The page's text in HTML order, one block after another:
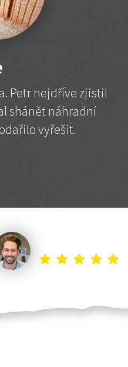
Petr nejdříve zjistil
shánět náhradní
vyřešit.